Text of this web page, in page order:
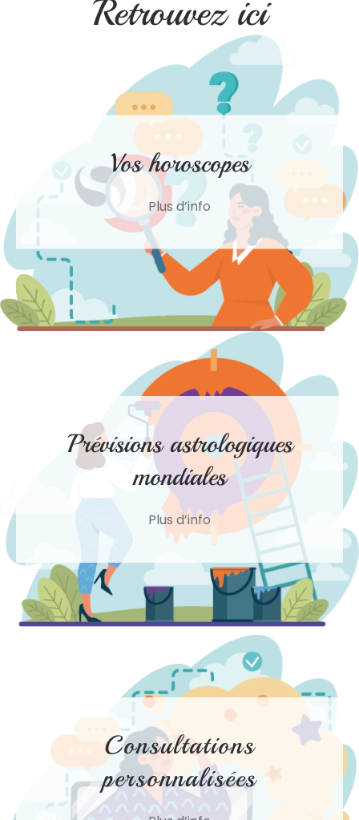
Retrouvez ici
Vos horoscopes
Plus d’info
Prévisions astrologiques
mondiales
Plus d’info
Consultations
personnalisées